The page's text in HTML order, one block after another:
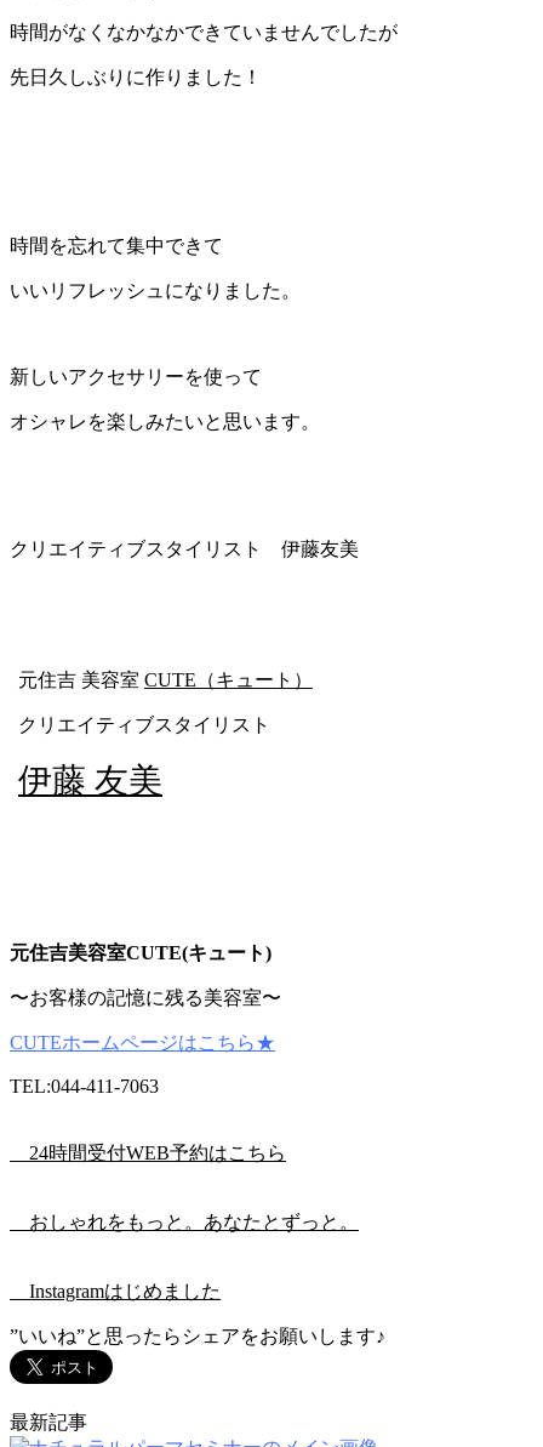
時間がなくなかなかできていませんでしたが
先日久しぶりに作りました！
時間を忘れて集中できて
いいリフレッシュになりました。
新しいアクセサリーを使って
オシャレを楽しみたいと思います。
クリエイティブスタイリスト 伊藤友美
元住吉 美容室 CUTE（キュート）
クリエイティブスタイリスト
伊藤 友美
元住吉美容室CUTE(キュート)
〜お客様の記憶に残る美容室〜
CUTEホームページはこちら★
TEL:044-411-7063
24時間受付WEB予約はこちら
おしゃれをもっと。あなたとずっと。
Instagramはじめました
”いいね”と思ったらシェアをお願いします♪
最新記事